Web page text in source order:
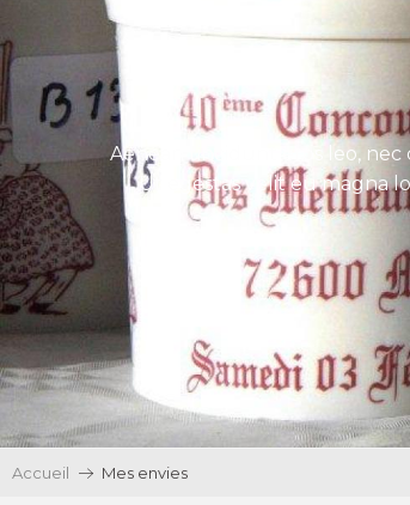
Aenean tincidunt eros leo,
Ut egestas velit eu magna
Accueil Mes envies